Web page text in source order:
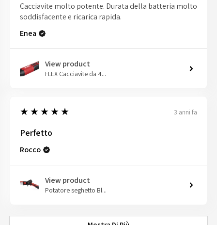
Cacciavite molto potente. Durata della batteria molto
soddisfacente e ricarica rapida.
Enea
View product
FLEX Cacciavite da 4...
5
★★★★★ 3 anni fa
Perfetto
Rocco
View product
Potatore seghetto Bl...